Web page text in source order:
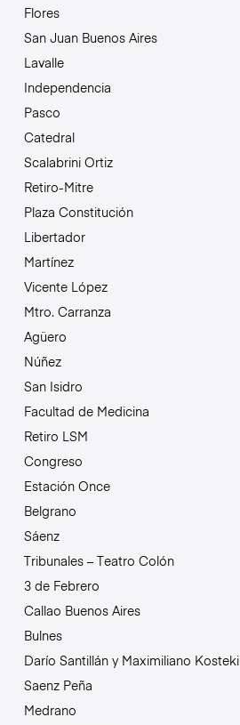
Flores
San Juan Buenos Aires
Lavalle
Independencia
Pasco
Catedral
Scalabrini Ortiz
Retiro-Mitre
Plaza Constitución
Libertador
Martínez
Vicente López
Mtro. Carranza
Agüero
Núñez
San Isidro
Facultad de Medicina
Retiro LSM
Congreso
Estación Once
Belgrano
Sáenz
Tribunales – Teatro Colón
3 de Febrero
Callao Buenos Aires
Bulnes
Darío Santillán y Maximiliano Kosteki
Saenz Peña
Medrano